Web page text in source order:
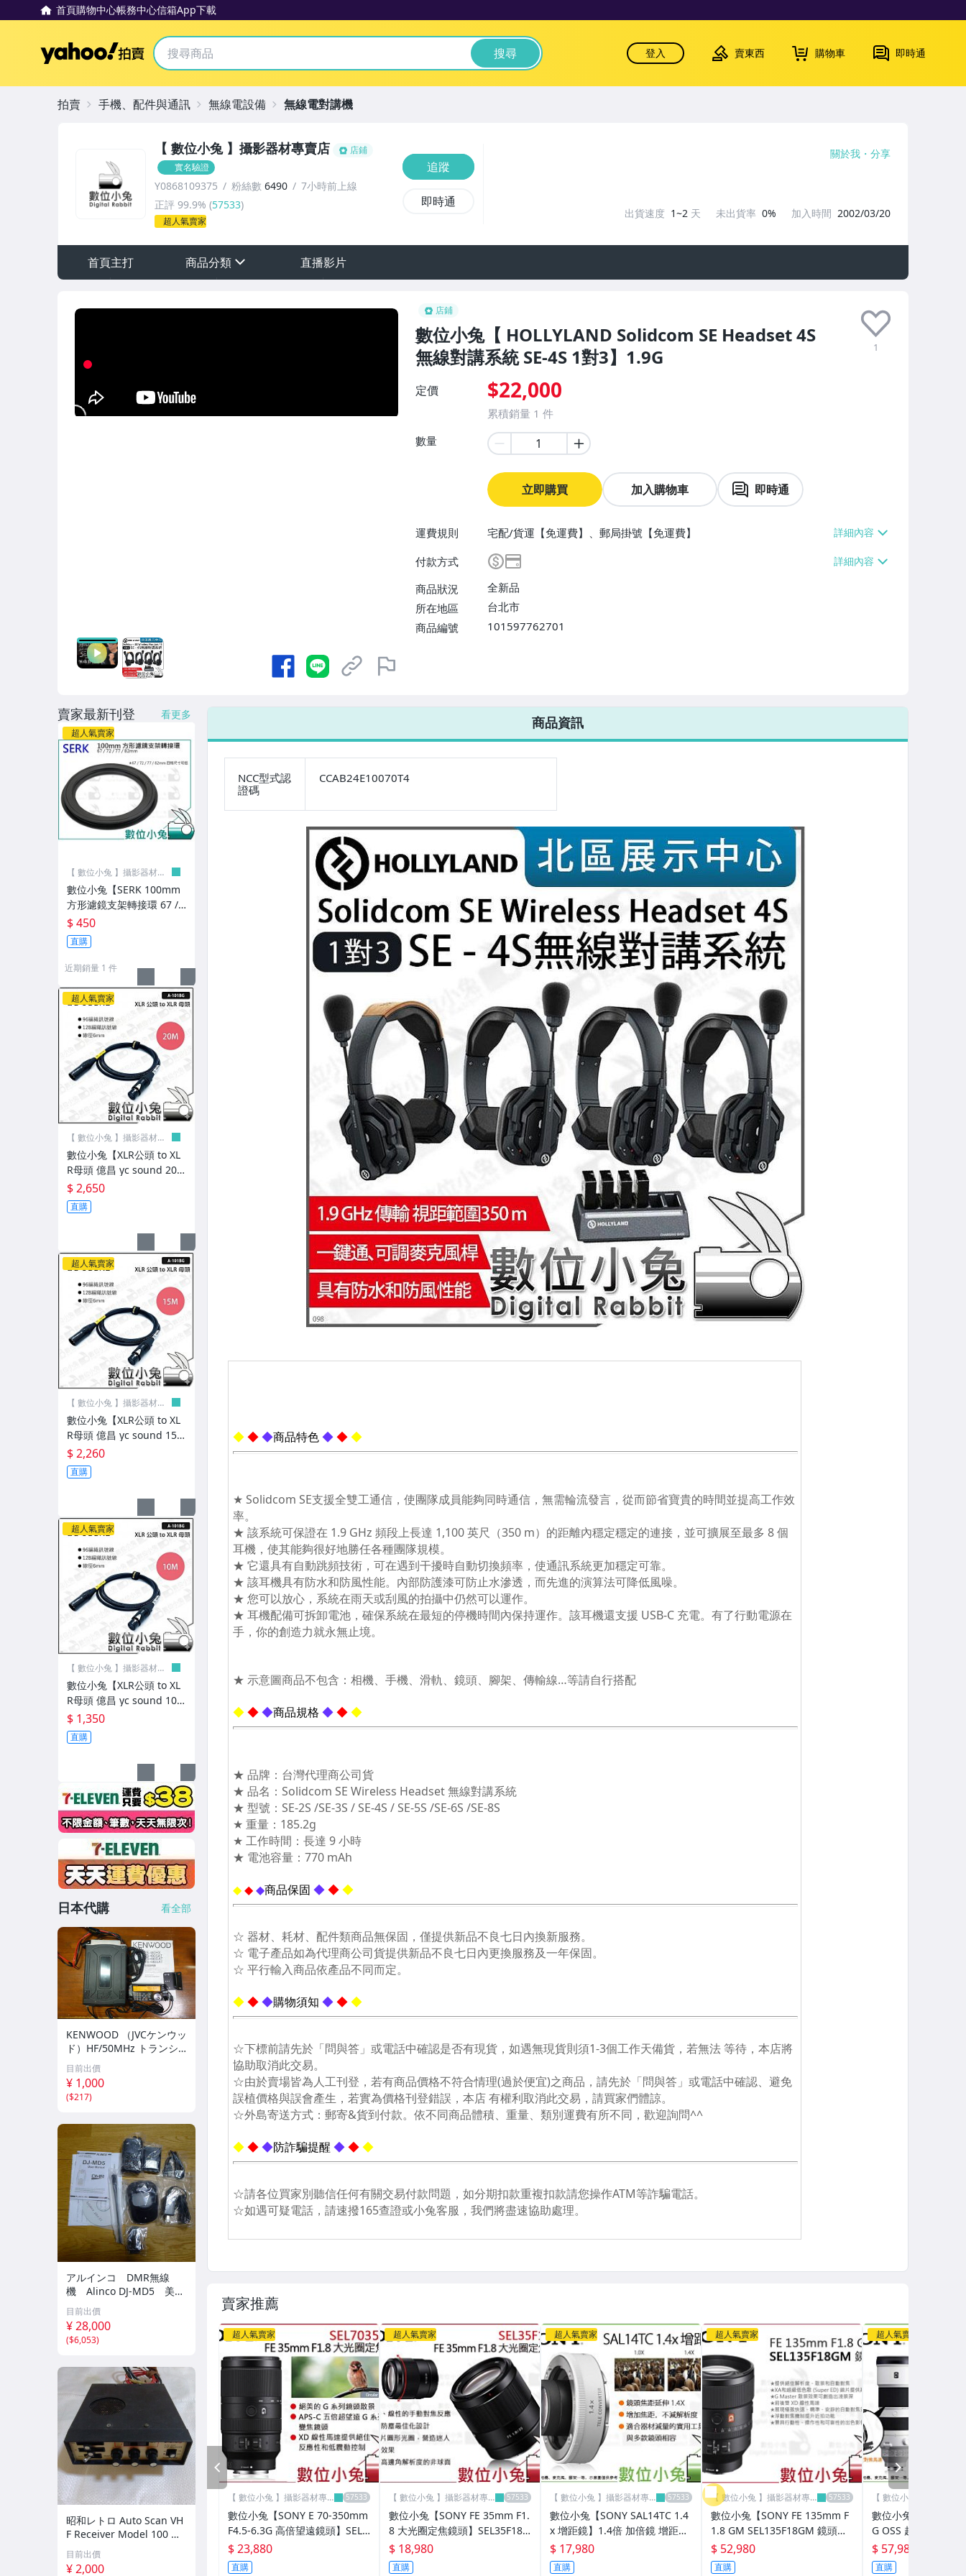
首頁購物中心帳務中心信箱App下載
Yahoo拍賣 搜尋 登入 賣東西 購物車 即時通
店鋪
數位小兔【 HOLLYLAND Solidcom SE Headset 4S
無線對講系統 SE-4S 1對3】1.9G
1
定價 $22,000
累積銷量 1 件
數量
立即購買 加入購物車 即時通
運費規則
宅配/貨運【免運費】、郵局掛號【免運費】
付款方式
商品狀況
全新品
所在地區
台北市
商品編號
101597762701
【 數位小兔 】攝影器材專賣店
店鋪
實名驗證
Y0868109375 粉絲數 6490
7小時前上線
正評 99.9% (57533)
超人氣賣家
追蹤
即時通
關於我 分享
出貨速度 1~2 天 未出貨率 0% 加入時間 2002/03/20
首頁主打 商品分類
【RODE】
【相機】拍立得/底片/週邊
【相機】LOMO/玩具相機/週邊
器材»提籠及週邊
器材»外接螢幕
器材»影像編輯剪接/校色
器材»收音麥克風/錄音機
器材»訊號傳輸
閃光燈
棚燈»Profoto
棚燈»Elinchrom
棚燈»其他棚燈/外拍燈
持續燈»補光燈/LED燈/光棒
器材»棚燈/持續燈週邊
器材»觸發器
器材»反光板
器材»測光表/色溫表
攝影棚»KUPO
夾具»9.SOLUTIONS
夾具»RAM
夾具»其他品牌
電池»原廠電池
電池»數位相機/攝影機
充電器»數位相機/攝影機
包包‧Benro
包包‧Caseman
包包‧Manfrotto
包包‧Matin
包包‧NG國家地理
包包‧Pelican
包包‧Tamrac
包包‧Tenba
包包‧Vanguard
包包‧硬殼包
包包‧軟質包
包包‧原廠包
包包‧其他品牌相機包
濾鏡‧B+W
濾鏡‧Kenko
濾鏡‧Marumi
濾鏡‧MASSA、其他
濾鏡‧Nisi
濾鏡‧Sunpower
濾鏡‧可調減光鏡
腳架‧Benro
腳架‧Velbon
腳架‧Manfrotto
腳架‧Fotopro
腳架‧雲台
腳架‧桌上型腳架
配件‧手挽繩/安全繩
配件‧腰帶
配件‧電池手把
配件‧鏡頭袋/鏡頭包布
配件‧濾鏡袋/配件袋
配件‧單眼觀景窗/觀景器
配件‧防撞箱/防撞海綿
直播影片
拍賣 手機、配件與通訊 無線電設備 無線電對講機
商品資訊
NCC型式認
證碼
CCAB24E10070T4
賣家推薦
超人氣賣家
【 數位小兔 】攝影器材專
數位小兔【SONY E 70-350mm
F4.5-6.3G 高倍望遠鏡頭】SEL7
0350G 變焦鏡頭 防滴防塵防手
震
$ 23,880
直購
超人氣賣家
【 數位小兔 】攝影器材專
數位小兔【SONY FE 35mm F1.
8 大光圈定焦鏡頭】SEL35F18F
全幅 E接環 定焦鏡 防滴防塵 公
司貨
$ 18,980
直購
超人氣賣家
【 數位小兔 】攝影器材專
數位小兔【SONY SAL14TC 1.4
x 增距鏡】1.4倍 加倍鏡 增距鏡
頭 E接環 單眼 公司貨
$ 17,980
直購
超人氣賣家
【 數位小兔 】攝影器材專
賣店
數位小兔【SONY FE 135mm F
1.8 GM SEL135F18GM 鏡頭】
定焦鏡 大光圈 公司貨 E接環
$ 52,980
直購
超人氣賣家
【 數位小兔 】攝影器材
數位小兔【SONY
G OSS 超望遠變焦
0600G E接環 G鏡頭
司貨
$ 57,980
直購
PREV
賣家最新刊登 看更多
超人氣賣家
【 數位小兔 】攝影器材專
數位小兔【SERK 100mm
方形濾鏡支架轉接環 67 /
72 / 77 / 82m】套框 套架
套座 漸層濾鏡 漸變鏡 漸層
鏡 Z系列 100x150mm
$ 450
直購
近期銷量 1 件
超人氣賣家
【 數位小兔 】攝影器材專
數位小兔【XLR公頭 to XL
R母頭 億昌 yc sound 20
m】轉接線 A101-BG 音訊
線材 公對母 連接線 麥克風
線 音源線
$ 2,650
直購
超人氣賣家
【 數位小兔 】攝影器材專
數位小兔【XLR公頭 to XL
R母頭 億昌 yc sound 15
m】轉接線 A101-BG 音訊
線材 公對母 連接線 麥克風
線 音源線
$ 2,260
直購
超人氣賣家
【 數位小兔 】攝影器材專
數位小兔【XLR公頭 to XL
R母頭 億昌 yc sound 10
m】轉接線 A101-BG 音訊
線材 公對母 連接線 麥克風
線 音源線
$ 1,350
直購
日本代購 看全部
KENWOOD （JVCケンウッ
ド）HF/50MHz トランシ
ーバー TS-480SAT(100W)
目前出價
¥ 1,000
($217)
アルインコ DMR無線
機 Alinco DJ-MD5 美品
中古
目前出價
¥ 28,000
($6,053)
昭和レトロ Auto Scan VH
F Receiver Model 100 無
線機
目前出價
¥ 2,000